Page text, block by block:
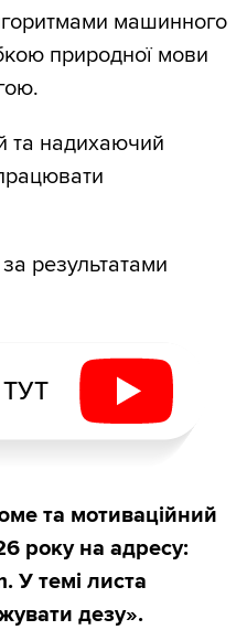
машинного
природної мови
та надихаючий
результатами
та мотиваційний
року на адресу:
У темі листа
дезу».